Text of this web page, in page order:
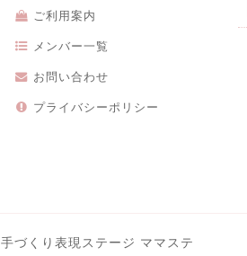
ご利用案内
メンバー一覧
お問い合わせ
プライバシーポリシー
手づくり表現ステージ ママステ